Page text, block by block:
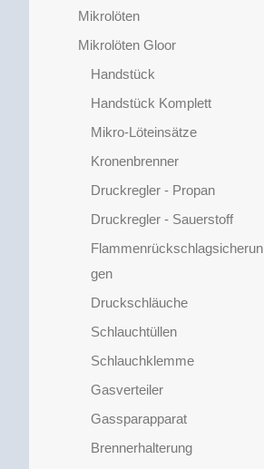
Mikrolöten
Mikrolöten Gloor
Handstück
Handstück Komplett
Mikro-Löteinsätze
Kronenbrenner
Druckregler - Propan
Druckregler - Sauerstoff
Flammenrückschlagsicherun
gen
Druckschläuche
Schlauchtüllen
Schlauchklemme
Gasverteiler
Gassparapparat
Brennerhalterung